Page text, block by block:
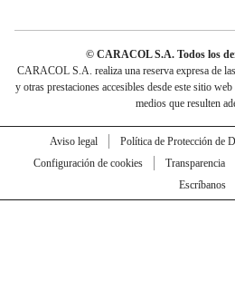
© CARACOL S.A. Todos los
CARACOL S.A. realiza una reserva expresa de
y otras prestaciones accesibles desde este sitio
medios que resulten
Aviso legal Política de Protección de
Configuración de cookies
Transparencia
Escríbanos